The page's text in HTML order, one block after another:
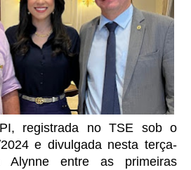
registrada no TSE sob o
e divulgada nesta terça-
Alynne entre as primeiras